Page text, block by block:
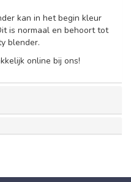
kan in het begin kleur
is normaal en behoort tot
blender.
online bij ons!